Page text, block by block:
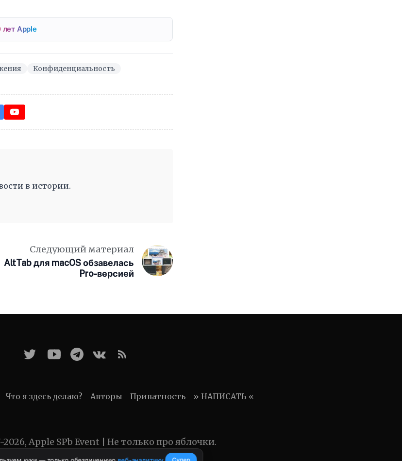
Apple
Конфиденциальность
в истории.
Следующий материал
AltTab для macOS обзавелась
Pro-версией
Что я здесь делаю? Авторы Приватность » НАПИСАТЬ «
Apple SPb Event | Не только про яблочки.